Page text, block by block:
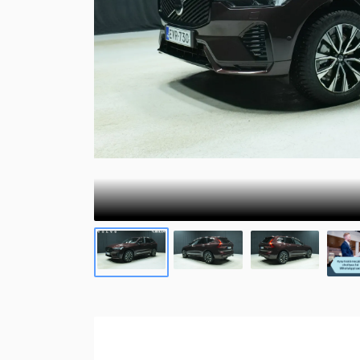
Kevythybridi/Bensiini
Volvo nyt edullisella Bilia
yksityisleasingillä
Uudet Volvo Long Range -lataushybridit 60- ja 90-
sarjoihin sekä EX30, EC40, EX40 ja EX90 -
täyssähköautot nyt huolettomalla
Volvon kevythybridi/bensiini katumaasturi
047 €. Tervetuloa tutustumaan!
Uusi XC60 T8 Ultra Edition alk. 819 €/kk
Suomen suosituin katumaasturi XC60 on nyt
lataushybridinä. Huolettomalla yksityisleasingillä